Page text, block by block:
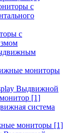
с
с
мониторы
Выдвижной
[1]
система
мониторы [1]